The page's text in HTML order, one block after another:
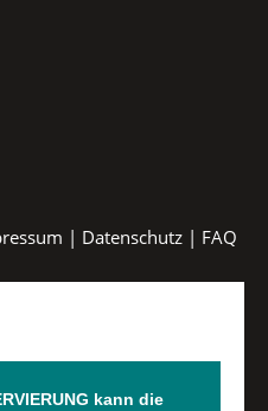
| Datenschutz | FAQ
kann die